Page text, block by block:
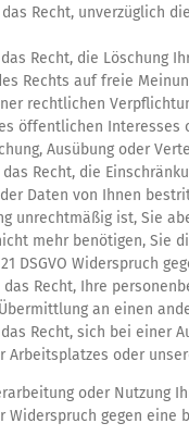
das Recht, unverzüglich
das Recht, die
Rechts auf freie
rechtlichen
öffentlichen Interesses
Ausübung oder
das Recht, die
Daten von Ihnen
unrechtmäßig ist, Sie
mehr benötigen, Sie
DSGVO Widerspruch
das Recht, Ihre
an einen
das Recht, sich bei
Arbeitsplatzes oder
oder Nutzung
Widerspruch gegen